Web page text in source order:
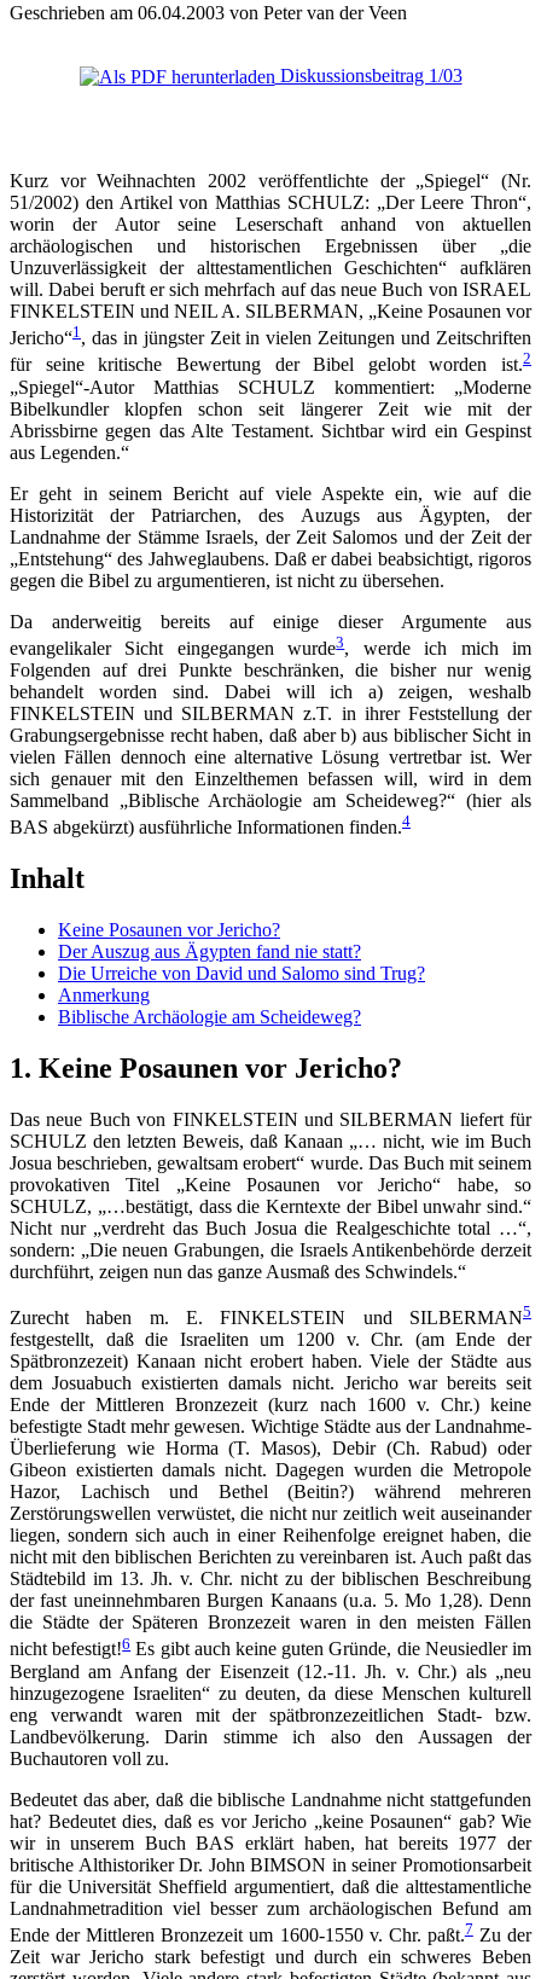
Geschrieben am 06.04.2003 von Peter van der Veen
Diskussionsbeitrag 1/03
Kurz vor Weihnachten 2002 veröffentlichte der „Spiegel“ (Nr.
51/2002) den Artikel von Matthias SCHULZ: „Der Leere Thron“,
worin der Autor seine Leserschaft anhand von aktuellen
archäologischen und historischen Ergebnissen über „die
Unzuverlässigkeit der alttestamentlichen Geschichten“ aufklären
will. Dabei beruft er sich mehrfach auf das neue Buch von ISRAEL
FINKELSTEIN und NEIL A. SILBERMAN, „Keine Posaunen vor
Jericho“1, das in jüngster Zeit in vielen Zeitungen und Zeitschriften
für seine kritische Bewertung der Bibel gelobt worden ist.2
„Spiegel“-Autor Matthias SCHULZ kommentiert: „Moderne
Bibelkundler klopfen schon seit längerer Zeit wie mit der
Abrissbirne gegen das Alte Testament. Sichtbar wird ein Gespinst
aus Legenden.“
Er geht in seinem Bericht auf viele Aspekte ein, wie auf die
Historizität der Patriarchen, des Auzugs aus Ägypten, der
Landnahme der Stämme Israels, der Zeit Salomos und der Zeit der
„Entstehung“ des Jahweglaubens. Daß er dabei beabsichtigt, rigoros
gegen die Bibel zu argumentieren, ist nicht zu übersehen.
Da anderweitig bereits auf einige dieser Argumente aus
evangelikaler Sicht eingegangen wurde3, werde ich mich im
Folgenden auf drei Punkte beschränken, die bisher nur wenig
behandelt worden sind. Dabei will ich a) zeigen, weshalb
FINKELSTEIN und SILBERMAN z.T. in ihrer Feststellung der
Grabungsergebnisse recht haben, daß aber b) aus biblischer Sicht in
vielen Fällen dennoch eine alternative Lösung vertretbar ist. Wer
sich genauer mit den Einzelthemen befassen will, wird in dem
Sammelband „Biblische Archäologie am Scheideweg?“ (hier als
BAS abgekürzt) ausführliche Informationen finden.4
Inhalt
Keine Posaunen vor Jericho?
Der Auszug aus Ägypten fand nie statt?
Die Urreiche von David und Salomo sind Trug?
Anmerkung
Biblische Archäologie am Scheideweg?
1. Keine Posaunen vor Jericho?
Das neue Buch von FINKELSTEIN und SILBERMAN liefert für
SCHULZ den letzten Beweis, daß Kanaan „… nicht, wie im Buch
Josua beschrieben, gewaltsam erobert“ wurde. Das Buch mit seinem
provokativen Titel „Keine Posaunen vor Jericho“ habe, so
SCHULZ, „…bestätigt, dass die Kerntexte der Bibel unwahr sind.“
Nicht nur „verdreht das Buch Josua die Realgeschichte total …“,
sondern: „Die neuen Grabungen, die Israels Antikenbehörde derzeit
durchführt, zeigen nun das ganze Ausmaß des Schwindels.“
Zurecht haben m. E. FINKELSTEIN und SILBERMAN5
festgestellt, daß die Israeliten um 1200 v. Chr. (am Ende der
Spätbronzezeit) Kanaan nicht erobert haben. Viele der Städte aus
dem Josuabuch existierten damals nicht. Jericho war bereits seit
Ende der Mittleren Bronzezeit (kurz nach 1600 v. Chr.) keine
befestigte Stadt mehr gewesen. Wichtige Städte aus der Landnahme-
Überlieferung wie Horma (T. Masos), Debir (Ch. Rabud) oder
Gibeon existierten damals nicht. Dagegen wurden die Metropole
Hazor, Lachisch und Bethel (Beitin?) während mehreren
Zerstörungswellen verwüstet, die nicht nur zeitlich weit auseinander
liegen, sondern sich auch in einer Reihenfolge ereignet haben, die
nicht mit den biblischen Berichten zu vereinbaren ist. Auch paßt das
Städtebild im 13. Jh. v. Chr. nicht zu der biblischen Beschreibung
der fast uneinnehmbaren Burgen Kanaans (u.a. 5. Mo 1,28). Denn
die Städte der Späteren Bronzezeit waren in den meisten Fällen
nicht befestigt!6Es gibt auch keine guten Gründe, die Neusiedler im
Bergland am Anfang der Eisenzeit (12.-11. Jh. v. Chr.) als „neu
hinzugezogene Israeliten“ zu deuten, da diese Menschen kulturell
eng verwandt waren mit der spätbronzezeitlichen Stadt- bzw.
Landbevölkerung. Darin stimme ich also den Aussagen der
Buchautoren voll zu.
Bedeutet das aber, daß die biblische Landnahme nicht stattgefunden
hat? Bedeutet dies, daß es vor Jericho „keine Posaunen“ gab? Wie
wir in unserem Buch BAS erklärt haben, hat bereits 1977 der
britische Althistoriker Dr. John BIMSON in seiner Promotionsarbeit
für die Universität Sheffield argumentiert, daß die alttestamentliche
Landnahmetradition viel besser zum archäologischen Befund am
Ende der Mittleren Bronzezeit um 1600-1550 v. Chr. paßt.7Zu der
Zeit war Jericho stark befestigt und durch ein schweres Beben